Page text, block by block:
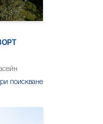
поискване